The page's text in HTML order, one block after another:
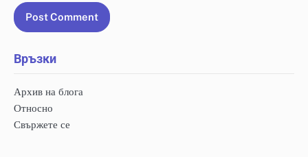
Връзки
Архив на блога
Относно
Свържете се